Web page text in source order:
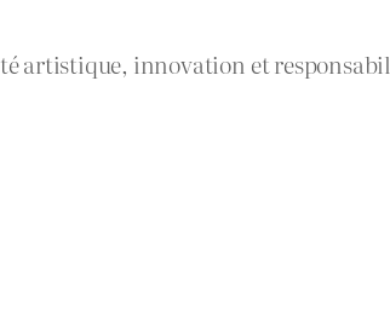
artistique, innovation et